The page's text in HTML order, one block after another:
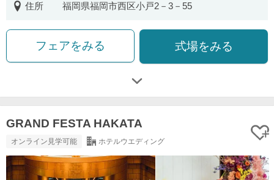
住所
福岡県福岡市西区小戸2－3－55
フェアをみる 式場をみる
GRAND FESTA HAKATA
オンライン見学可能 ホテルウエディング